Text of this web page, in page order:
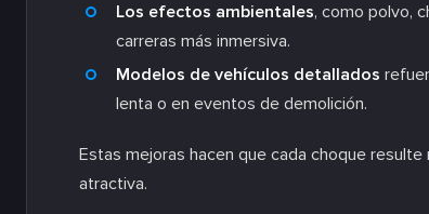
Los efectos ambientales, como polvo,
carreras más inmersiva.
Modelos de vehículos detallados
lenta o en eventos de demolición.
Estas mejoras hacen que cada choque
atractiva.